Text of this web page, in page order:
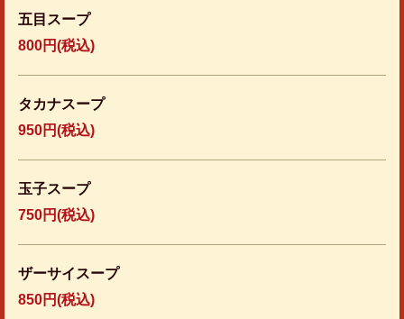
五目スープ
800円(税込)
タカナスープ
950円(税込)
玉子スープ
750円(税込)
ザーサイスープ
850円(税込)